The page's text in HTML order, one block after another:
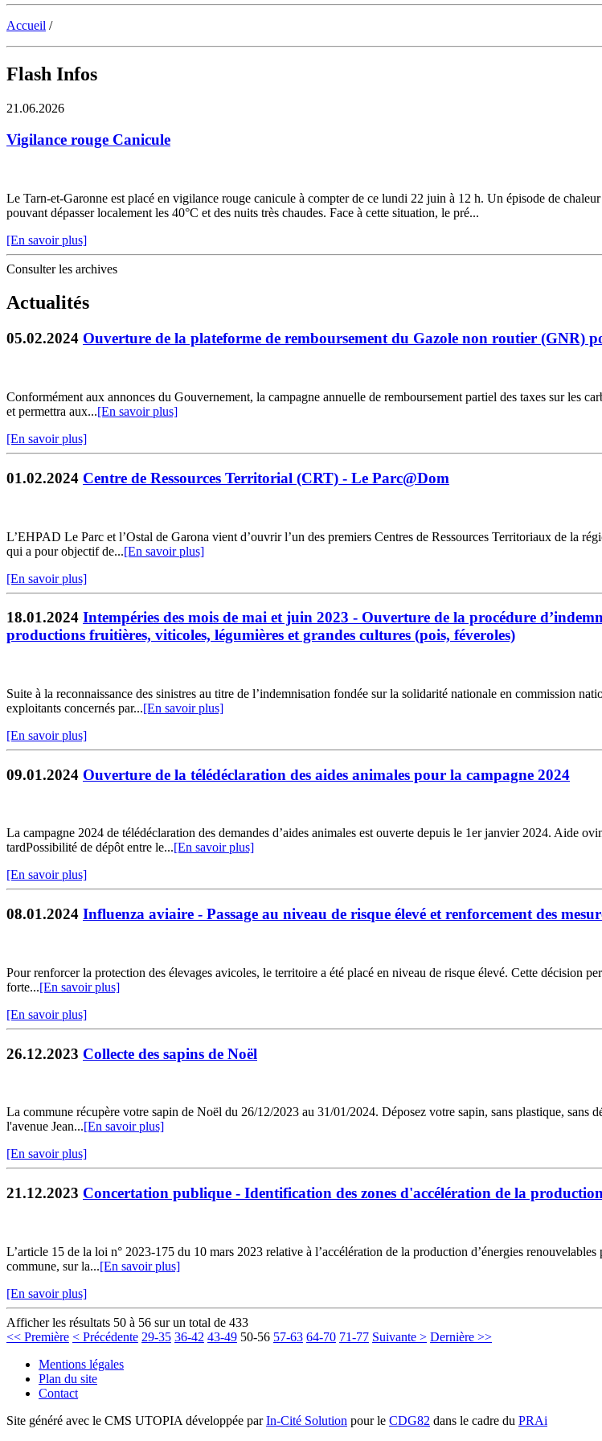
Accueil /
Flash Infos
21.06.2026
Vigilance rouge Canicule
Le Tarn-et-Garonne est placé en vigilance rouge canicule à compter de ce lundi 22 juin à 12 h. Un épisode de
pouvant dépasser localement les 40°C et des nuits très chaudes. Face à cette situation, le pré...
[En savoir plus]
Consulter les archives
Actualités
05.02.2024 Ouverture de la plateforme de remboursement du Gazole non routier (GNR)
Conformément aux annonces du Gouvernement, la campagne annuelle de remboursement partiel des taxes sur les
et permettra aux...[En savoir plus]
[En savoir plus]
01.02.2024 Centre de Ressources Territorial (CRT) - Le Parc@Dom
L’EHPAD Le Parc et l’Ostal de Garona vient d’ouvrir l’un des premiers Centres de Ressources Territoriaux de la
qui a pour objectif de...[En savoir plus]
[En savoir plus]
18.01.2024 Intempéries des mois de mai et juin 2023 - Ouverture de la procédure
productions fruitières, viticoles, légumières et grandes cultures (pois, féveroles)
Suite à la reconnaissance des sinistres au titre de l’indemnisation fondée sur la solidarité nationale en commission
exploitants concernés par...[En savoir plus]
[En savoir plus]
09.01.2024 Ouverture de la télédéclaration des aides animales pour la campagne 2024
La campagne 2024 de télédéclaration des demandes d’aides animales est ouverte depuis le 1er janvier 2024. Aide
tardPossibilité de dépôt entre le...[En savoir plus]
[En savoir plus]
08.01.2024 Influenza aviaire - Passage au niveau de risque élevé et renforcement des
Pour renforcer la protection des élevages avicoles, le territoire a été placé en niveau de risque élevé. Cette décision
forte...[En savoir plus]
[En savoir plus]
26.12.2023 Collecte des sapins de Noël
La commune récupère votre sapin de Noël du 26/12/2023 au 31/01/2024. Déposez votre sapin, sans plastique,
l'avenue Jean...[En savoir plus]
[En savoir plus]
21.12.2023 Concertation publique - Identification des zones d'accélération de la
L’article 15 de la loi n° 2023-175 du 10 mars 2023 relative à l’accélération de la production d’énergies
commune, sur la...[En savoir plus]
[En savoir plus]
Afficher les résultats 50 à 56 sur un total de 433
<< Première < Précédente 29-35 36-42 43-49 50-56 57-63 64-70 71-77 Suivante > Dernière >>
Mentions légales
Plan du site
Contact
Site généré avec le CMS UTOPIA développée parIn-Cité Solution pour le CDG82 dans le cadre du PRAi